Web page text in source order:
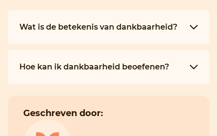
Wat is de betekenis van dankbaarheid?
Hoe kan ik dankbaarheid beoefenen?
Geschreven door: